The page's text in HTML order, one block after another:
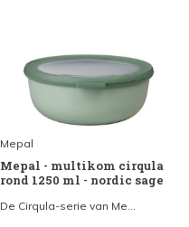
Mepal
Mepal - multikom cirqula
rond 1250 ml - nordic sage
De Cirqula-serie van Me...